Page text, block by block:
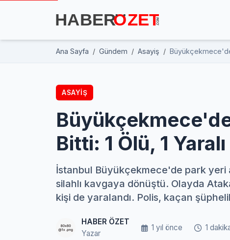
Ana Sayfa Gündem Asayiş Büyükçekmece'de
ASAYIŞ
Büyükçekmece'de
Bitti: 1 Ölü, 1 Yaralı
İstanbul Büyükçekmece'de park yeri
silahlı kavgaya dönüştü. Olayda
kişi de yaralandı. Polis, kaçan
HABER ÖZET
Yazar
1 yıl önce 1